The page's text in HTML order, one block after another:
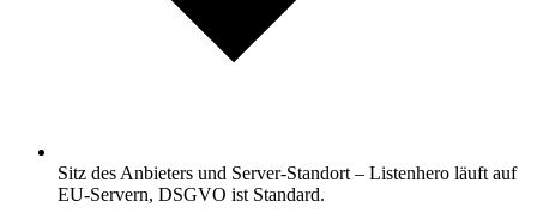
Sitz des Anbieters und Server-Standort – Listenhero läuft auf
EU-Servern, DSGVO ist Standard.